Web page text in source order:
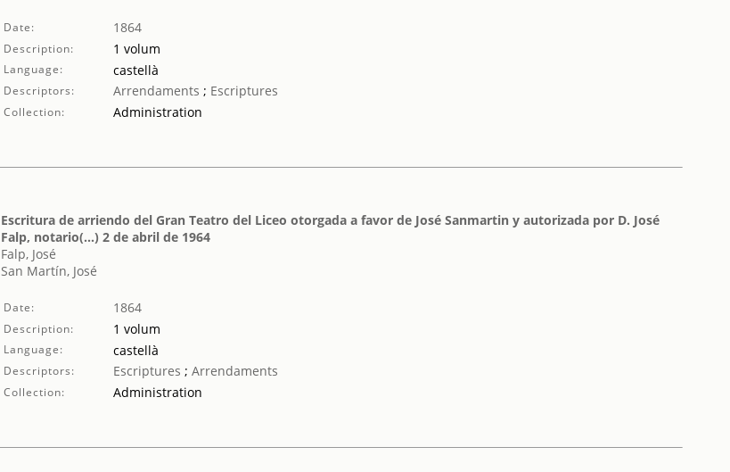
Date: 1864
Description: 1 volum
Language: castellà
Descriptors: Arrendaments ; Escriptures
Collection: Administration
Escritura de arriendo del Gran Teatro del Liceo otorgada a favor de José Sanmartin y autorizada por D. José
Falp, notario(...) 2 de abril de 1964
Falp, José
San Martín, José
Date: 1864
Description: 1 volum
Language: castellà
Descriptors: Escriptures ; Arrendaments
Collection: Administration